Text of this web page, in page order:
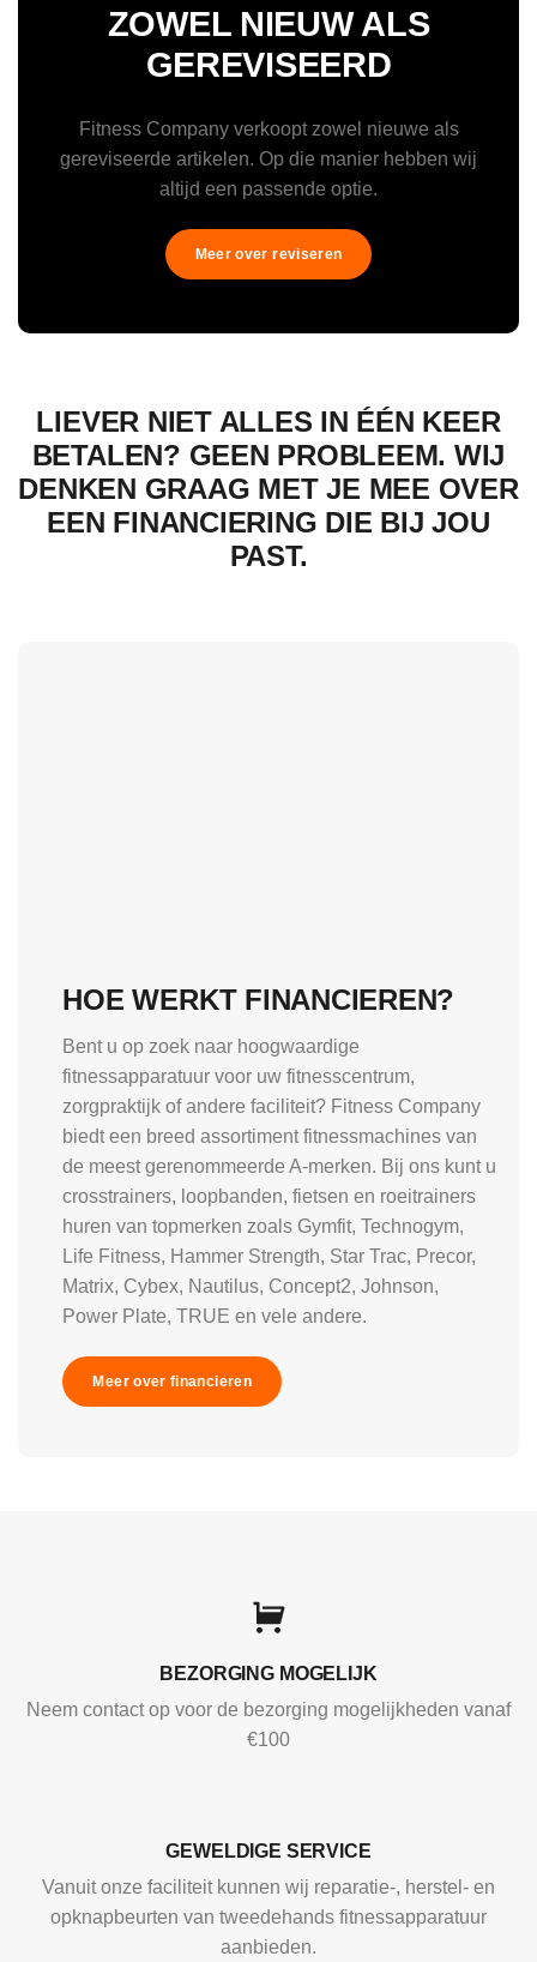
ZOWEL NIEUW ALS
GEREVISEERD
Fitness Company verkoopt zowel nieuwe als
gereviseerde artikelen. Op die manier hebben wij
altijd een passende optie.
Meer over reviseren
LIEVER NIET ALLES IN ÉÉN KEER
BETALEN? GEEN PROBLEEM. WIJ
DENKEN GRAAG MET JE MEE OVER
EEN FINANCIERING DIE BIJ JOU
PAST.
HOE WERKT FINANCIEREN?
Bent u op zoek naar hoogwaardige
fitnessapparatuur voor uw fitnesscentrum,
zorgpraktijk of andere faciliteit? Fitness Company
biedt een breed assortiment fitnessmachines van
de meest gerenommeerde A-merken. Bij ons kunt u
crosstrainers, loopbanden, fietsen en roeitrainers
huren van topmerken zoals Gymfit, Technogym,
Life Fitness, Hammer Strength, Star Trac, Precor,
Matrix, Cybex, Nautilus, Concept2, Johnson,
Power Plate, TRUE en vele andere.
Meer over financieren
BEZORGING MOGELIJK
Neem contact op voor de bezorging mogelijkheden vanaf
€100
GEWELDIGE SERVICE
Vanuit onze faciliteit kunnen wij reparatie-, herstel- en
opknapbeurten van tweedehands fitnessapparatuur
aanbieden.